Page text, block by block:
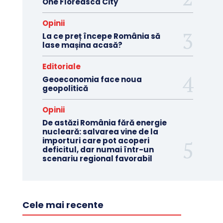
Opinii
La ce preț începe România să
lase mașina acasă?
Editoriale
Geoeconomia face noua
geopolitică
Opinii
De astăzi România fără energie
nucleară: salvarea vine de la
importuri care pot acoperi
deficitul, dar numai într-un
scenariu regional favorabil
Cele mai recente